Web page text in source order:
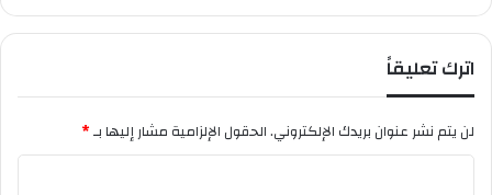
دبلوماسية إثر هذا التجاوز الانساني والحقوقي .
بواسطة
اترك تعليقاً
لن يتم نشر عنوان بريدك الإلكتروني.الحقول الإلزامية مشار إليها بـ*